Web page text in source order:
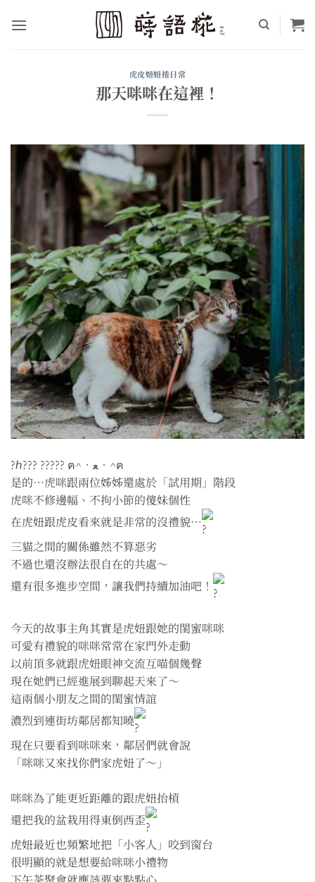
虎皮妞妞捲日常
那天咪咪在這裡！
?ℎ??? ????? ฅ^•ﻌ•^ฅ
是的⋯虎咪跟兩位姊姊還處於「試用期」階段
虎咪不修邊幅、不拘小節的傻妹個性
在虎妞跟虎皮看來就是非常的沒禮貌⋯
三貓之間的關係雖然不算惡劣
不過也還沒辦法很自在的共處～
還有很多進步空間，讓我們持續加油吧！
今天的故事主角其實是虎妞跟她的閨蜜咪咪
可愛有禮貌的咪咪常常在家門外走動
以前頂多就跟虎妞眼神交流互喵個幾聲
現在她們已經進展到聊起天來了～
這兩個小朋友之間的閨蜜情誼
濃烈到連街坊鄰居都知曉
現在只要看到咪咪來，鄰居們就會說
「咪咪又來找你們家虎妞了～」
咪咪為了能更近距離的跟虎妞抬槓
還把我的盆栽用得東倒西歪
虎妞最近也頻繁地把「小客人」咬到窗台
很明顯的就是想要給咪咪小禮物